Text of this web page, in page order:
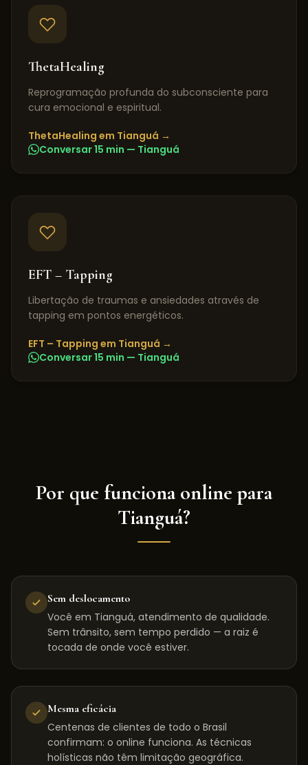
ThetaHealing
Reprogramação profunda do subconsciente para
cura emocional e espiritual.
ThetaHealing em Tianguá →
Conversar 15 min — Tianguá
EFT – Tapping
Libertação de traumas e ansiedades através de
tapping em pontos energéticos.
EFT – Tapping em Tianguá →
Conversar 15 min — Tianguá
Por que funciona online para
Tianguá?
Sem deslocamento
Você em Tianguá, atendimento de qualidade.
Sem trânsito, sem tempo perdido — a raiz é
tocada de onde você estiver.
Mesma eficácia
Centenas de clientes de todo o Brasil
confirmam: o online funciona. As técnicas
holísticas não têm limitação geográfica.